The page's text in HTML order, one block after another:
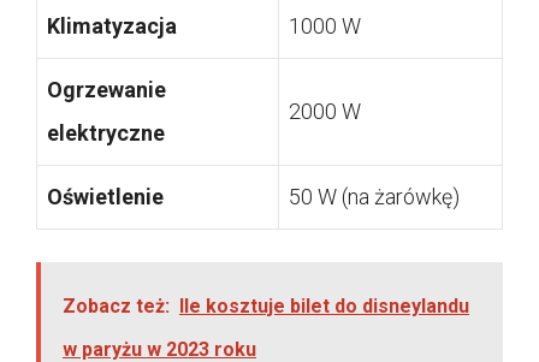
Klimatyzacja 1000 W
Ogrzewanie
elektryczne
2000 W
Oświetlenie 50 W (na żarówkę)
Zobacz też: Ile kosztuje bilet do disneylandu
w paryżu w 2023 roku